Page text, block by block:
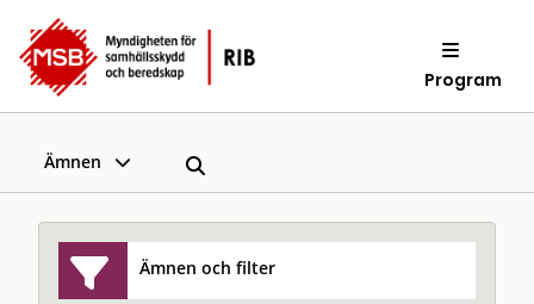
Program
Ämnen
Ämnen och filter